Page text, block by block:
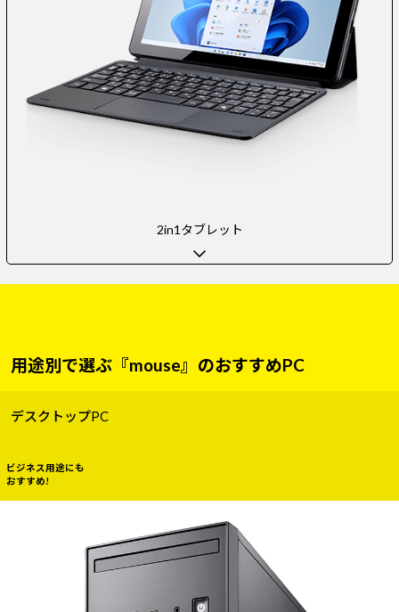
2in1タブレット
用途別で選ぶ『mouse』のおすすめPC
デスクトップPC
ビジネス用途にも
おすすめ!